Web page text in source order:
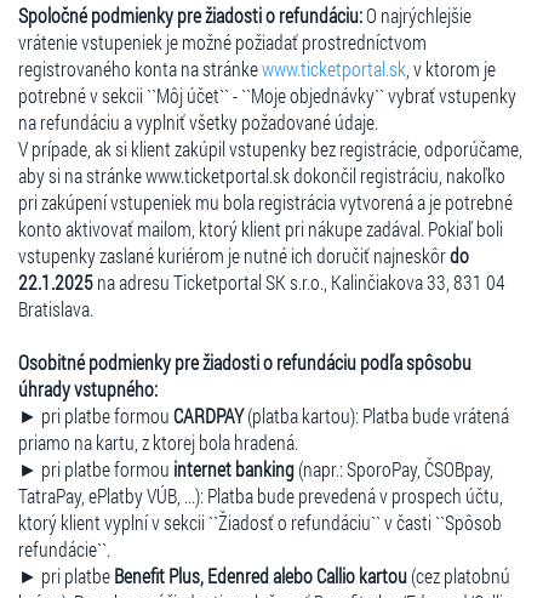
Spoločné podmienky pre žiadosti o refundáciu:O najrýchlejšie
vrátenie vstupeniek je možné požiadať prostredníctvom
registrovaného konta na stránkewww.ticketportal.sk , v ktorom je
potrebné v sekcii ``Môj účet`` - ``Moje objednávky`` vybrať vstupenky
na refundáciu a vyplniť všetky požadované údaje.
V prípade, ak si klient zakúpil vstupenky bez registrácie, odporúčame,
aby si na stránke www.ticketportal.sk dokončil registráciu, nakoľko
pri zakúpení vstupeniek mu bola registrácia vytvorená a je potrebné
konto aktivovať mailom, ktorý klient pri nákupe zadával. Pokiaľ boli
vstupenky zaslané kuriérom je nutné ich doručiť najneskôrdo
22.1.2025na adresu Ticketportal SK s.r.o., Kalinčiakova 33, 831 04
Bratislava.
Osobitné podmienky pre žiadosti o refundáciu podľa spôsobu
úhrady vstupného:
► pri platbe formouCARDPAY(platba kartou): Platba bude vrátená
priamo na kartu, z ktorej bola hradená.
► pri platbe formou internet banking(napr.: SporoPay, ČSOBpay,
TatraPay, ePlatby VÚB, ...): Platba bude prevedená v prospech účtu,
ktorý klient vyplní v sekcii ``Žiadosť o refundáciu`` v časti ``Spôsob
refundácie``.
► pri platbeBenefit Plus, Edenred alebo Callio kartou(cez platobnú